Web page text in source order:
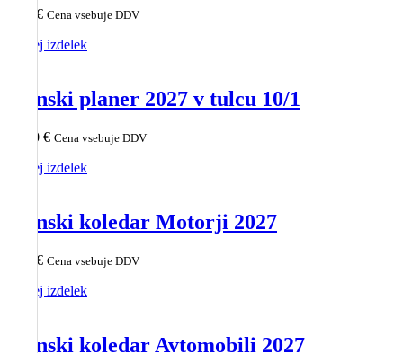
€ Cena vsebuje DDV
Poglej izdelek
Stenski planer 2027 v tulcu 10/1
34,90 € Cena vsebuje DDV
Poglej izdelek
Stenski koledar Motorji 2027
€ Cena vsebuje DDV
Poglej izdelek
Stenski koledar Avtomobili 2027